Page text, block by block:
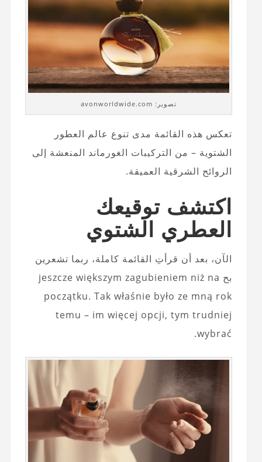
تصوير: avonworldwide.com
تعكس هذه القائمة مدى تنوع عالم العطور
الشتوية – من التركيبات الغورماند المنعشة إلى
الروائح الشرقية العميقة.
اكتشف توقيعك
العطري الشتوي
الآن، بعد أن قرأتِ القائمة كاملة، ربما تشعرين
بح jeszcze większym zagubieniem niż na
początku. Tak właśnie było ze mną rok
temu – im więcej opcji, tym trudniej
wybrać.